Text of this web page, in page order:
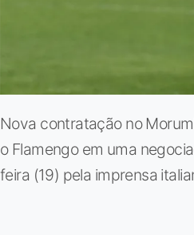
Nova contratação no
o Flamengo em uma
feira (19) pela imprensa